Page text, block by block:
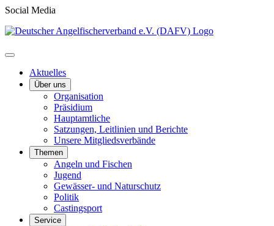
Social Media
Aktuelles
Über uns
Organisation
Präsidium
Hauptamtliche
Satzungen, Leitlinien und Berichte
Unsere Mitgliedsverbände
Themen
Angeln und Fischen
Jugend
Gewässer- und Naturschutz
Politik
Castingsport
Service